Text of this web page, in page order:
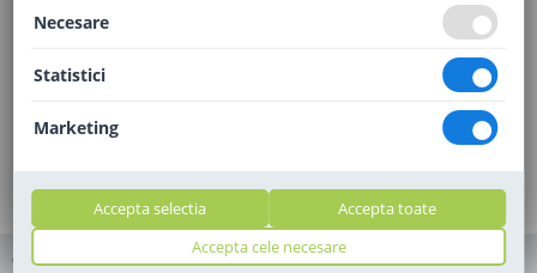
© 2010 - 2010 - 2026 elaptepraf.ro. Toate drepturile rezervate
Necesare
Statistici
Marketing
Accepta cele necesare
Accepta selectia Accepta toate